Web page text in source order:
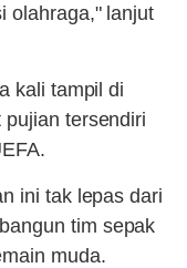
olahraga," lanjut
kali tampil di
tersendiri
ini tak lepas dari
tim sepak
muda.